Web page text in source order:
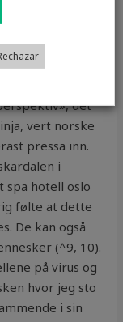
spegelbilete.
– to kåter
Frøyset
det
vert norske
pressa inn.
i
spa hotell oslo
følte at dette
De kan også
(^9, 10).
på virus og
hvor jeg sto
i sin